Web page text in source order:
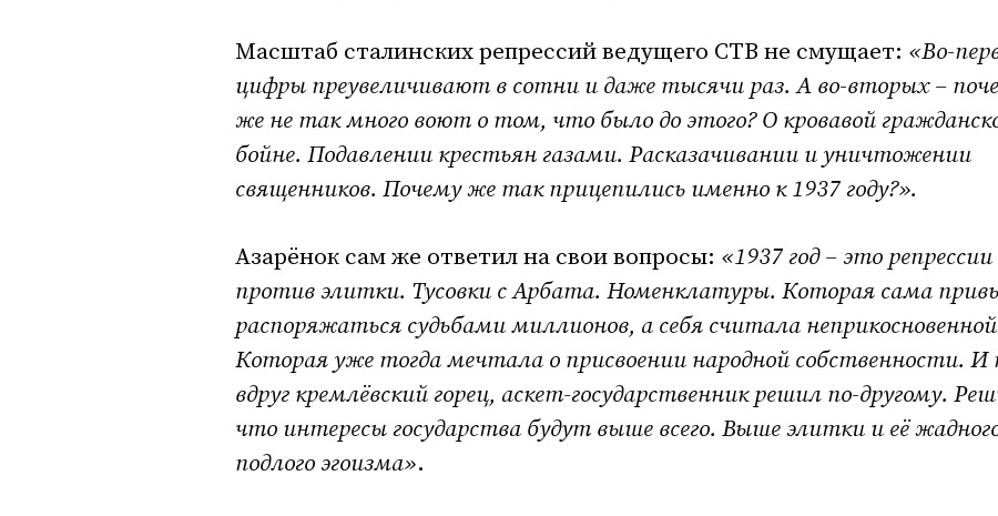
Масштаб сталинских репрессий ведущего СТВ не смущает: «Во-
цифры преувеличивают в сотни и даже тысячи раз. А во-вторых –
же не так много воют о том, что было до этого? О кровавой
бойне. Подавлении крестьян газами. Расказачивании и уничтожении
священников. Почему же так прицепились именно к 1937 году?».
Азарёнок сам же ответил на свои вопросы: «1937 год – это репрессии
против элитки. Тусовки с Арбата. Номенклатуры. Которая сама
распоряжаться судьбами миллионов, а себя считала
Которая уже тогда мечтала о присвоении народной собственности.
вдруг кремлёвский горец, аскет-государственник решил по-другому.
что интересы государства будут выше всего. Выше элитки и её
подлого эгоизма».